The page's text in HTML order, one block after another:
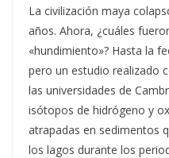
La civilización maya
años. Ahora, ¿cuáles
«hundimiento»? Hasta la
pero un estudio realizado
las universidades de
isótopos de hidrógeno y
atrapadas en sedimentos
los lagos durante los